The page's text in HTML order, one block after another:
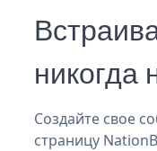
Создайте свое
страницу